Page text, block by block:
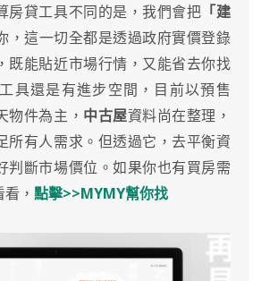
房貸工具不同的是，我們會把 「建
，這一切全都是透過政府實價登錄
既能貼近市場行情，又能省去你找
具還是有進步空間，目前以預售
物件為主， 中古屋資料尚在整理，
所有人需求。但透過它，去平衡資
判斷市場價位。如果你也有買房需
看，點擊>>MYMY幫你找